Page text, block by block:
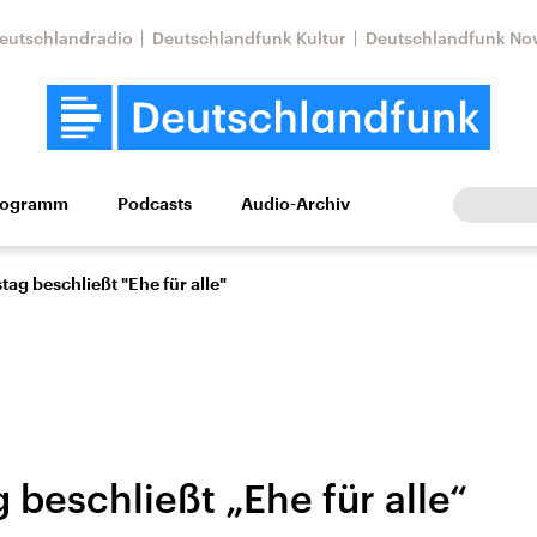
Deutschlandfunk Kultur Deutschlandfunk
Wissen Kultur Europa
Beiträge,
Nahostkonflikt
Aktuelle Lage und
Iran
Podcasts Audio-Archiv
beschließt "Ehe für alle"
beschließt „Ehe für alle“